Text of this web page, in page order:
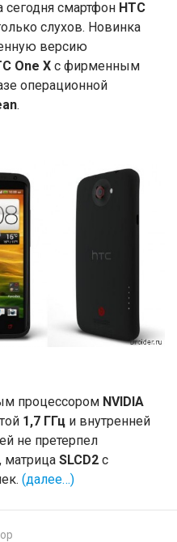
сегодня смартфон HTC
слухов. Новинка
версию
One X с фирменным
операционной
.
процессором NVIDIA
1,7 ГГц и внутренней
не претерпел
матрица SLCD2 с
(далее…)